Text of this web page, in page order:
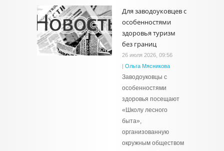
Для заводоуковцев с
особенностями
здоровья туризм
без границ
26 июля 2026, 09:56
| Ольга Мясникова
Заводоуковцы с
особенностями
здоровья посещают
«Школу лесного
быта»,
организованную
окружным обществом